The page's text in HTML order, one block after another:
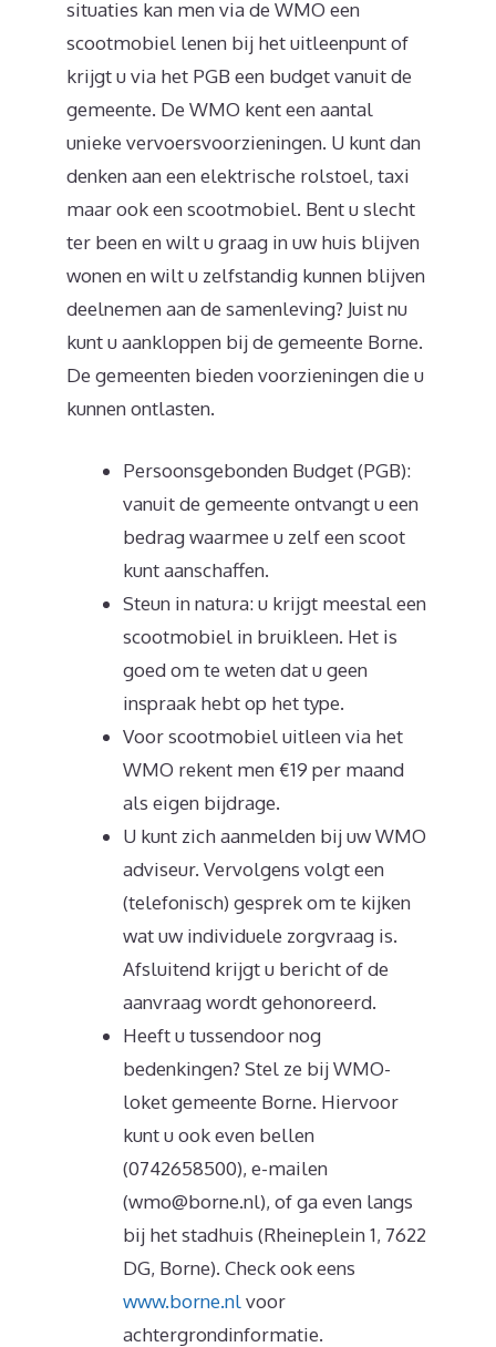
situaties kan men via de WMO een
scootmobiel lenen bij het uitleenpunt of
krijgt u via het PGB een budget vanuit de
gemeente. De WMO kent een aantal
unieke vervoersvoorzieningen. U kunt dan
denken aan een elektrische rolstoel, taxi
maar ook een scootmobiel. Bent u slecht
ter been en wilt u graag in uw huis blijven
wonen en wilt u zelfstandig kunnen blijven
deelnemen aan de samenleving? Juist nu
kunt u aankloppen bij de gemeente Borne.
De gemeenten bieden voorzieningen die u
kunnen ontlasten.
Persoonsgebonden Budget (PGB):
vanuit de gemeente ontvangt u een
bedrag waarmee u zelf een scoot
kunt aanschaffen.
Steun in natura: u krijgt meestal een
scootmobiel in bruikleen. Het is
goed om te weten dat u geen
inspraak hebt op het type.
Voor scootmobiel uitleen via het
WMO rekent men €19 per maand
als eigen bijdrage.
U kunt zich aanmelden bij uw WMO
adviseur. Vervolgens volgt een
(telefonisch) gesprek om te kijken
wat uw individuele zorgvraag is.
Afsluitend krijgt u bericht of de
aanvraag wordt gehonoreerd.
Heeft u tussendoor nog
bedenkingen? Stel ze bij WMO-
loket gemeente Borne. Hiervoor
kunt u ook even bellen
(0742658500), e-mailen
(wmo@borne.nl), of ga even langs
bij het stadhuis (Rheineplein 1, 7622
DG, Borne). Check ook eens
www.borne.nlvoor
achtergrondinformatie.